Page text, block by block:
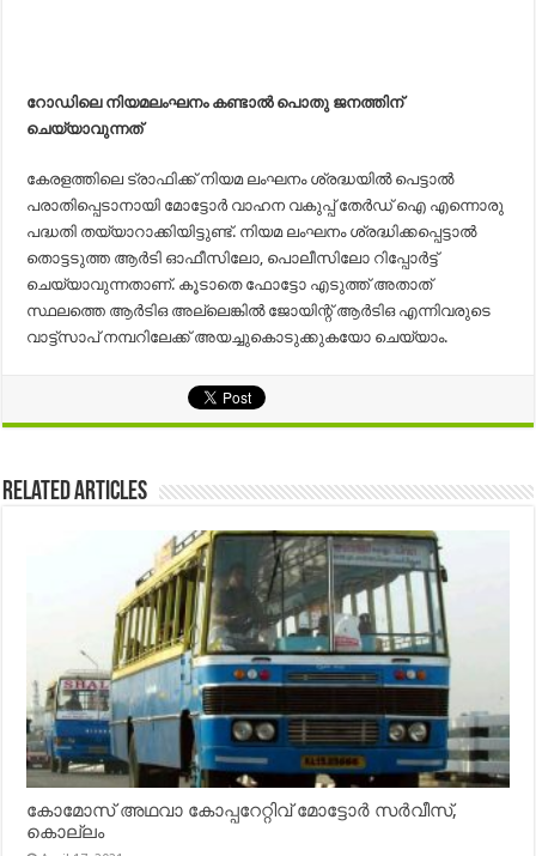
റോഡിലെ നിയമലംഘനം കണ്ടാൽ പൊതു ജനത്തിന്
ചെയ്യാവുന്നത്
കേരളത്തിലെ ട്രാഫിക്ക് നിയമ ലംഘനം ശ്രദ്ധയിൽ പെട്ടാൽ
പരാതിപ്പെടാനായി മോട്ടോർ വാഹന വകുപ്പ് തേർഡ് ഐ എന്നൊരു
പദ്ധതി തയ്യാറാക്കിയിട്ടുണ്ട്. നിയമ ലംഘനം ശ്രദ്ധിക്കപ്പെട്ടാൽ
തൊട്ടടുത്ത ആർടി ഓഫീസിലോ, പൊലീസിലോ റിപ്പോർട്ട്
ചെയ്യാവുന്നതാണ്. കൂടാതെ ഫോട്ടോ എടുത്ത് അതാത്
സ്ഥലത്തെ ആർടിഒ അല്ലെങ്കിൽ ജോയിന്റ് ആർടിഒ എന്നിവരുടെ
വാട്ട്സാപ് നമ്പറിലേക്ക് അയച്ചുകൊടുക്കുകയോ ചെയ്യാം.
Related Articles
കോമോസ് അഥവാ കോപ്പറേറ്റിവ് മോട്ടോര്‍ സര്‍വീസ്,
കൊല്ലം